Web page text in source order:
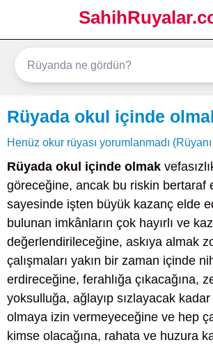
Rüyada okul içinde
Henüz okur rüyası yorumlanmadı
Rüyada okul içinde olmak
göreceğine, ancak bu riskin bertaraf
sayesinde işten büyük kazanç elde
bulunan imkânların çok hayırlı ve
değerlendirileceğine, askıya almak
çalışmaları yakın bir zaman içinde
erdireceğine, ferahlığa çıkacağına,
yoksulluğa, ağlayıp sızlayacak
olmaya izin vermeyeceğine ve hep
kimse olacağına, rahata ve huzura